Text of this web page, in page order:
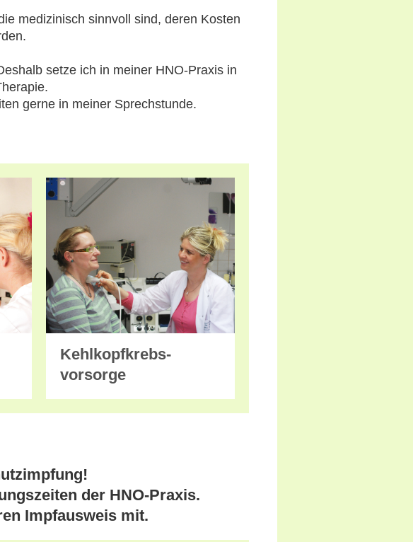
medizinisch sinnvoll sind, deren Kosten
setze ich in meiner HNO-Praxis in
gerne in meiner Sprechstunde.
Kehlkopfkrebs-
vorsorge
der HNO-Praxis.
Impfausweis mit.